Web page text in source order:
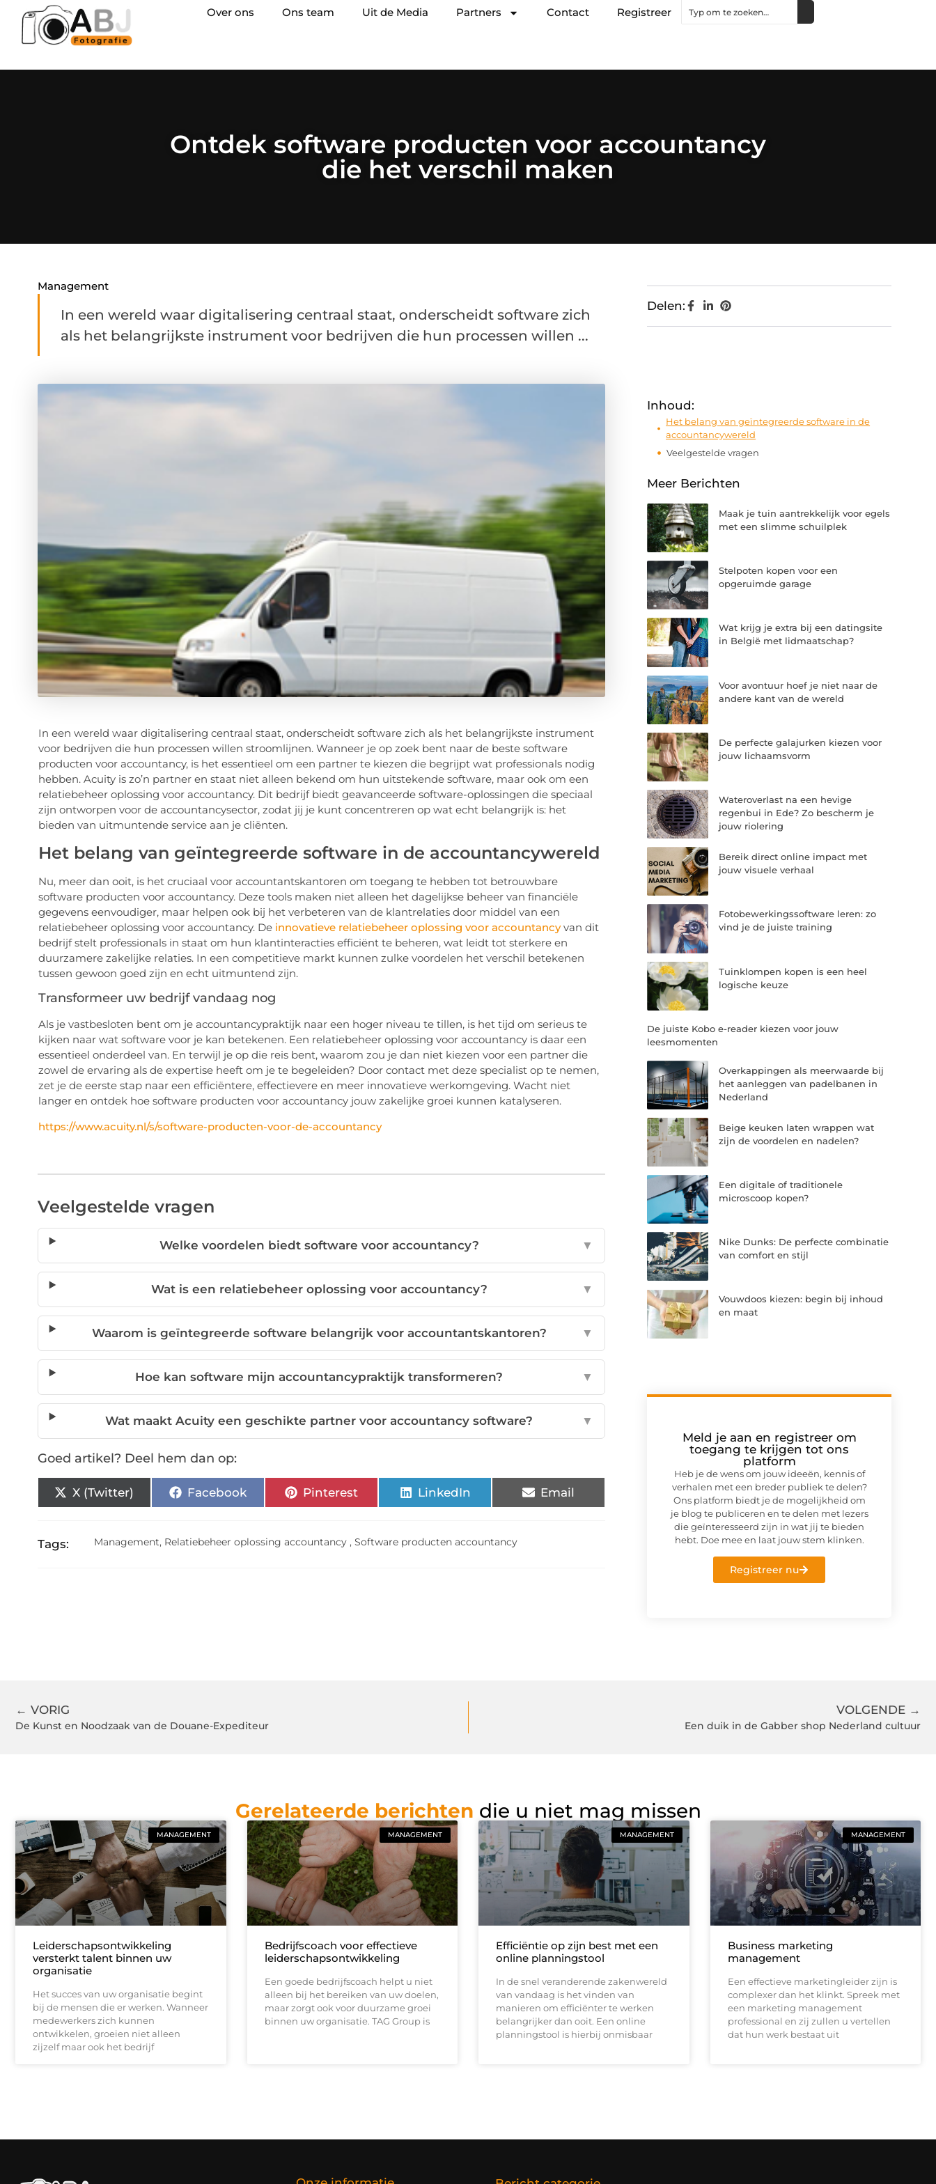
Over ons Ons team Uit de Media Partners Contact Registreer
Ontdek software producten voor accountancy
die het verschil maken
Management
In een wereld waar digitalisering centraal staat, onderscheidt software zich
als het belangrijkste instrument voor bedrijven die hun processen willen ...
In een wereld waar digitalisering centraal staat, onderscheidt software zich als het belangrijkste instrument
voor bedrijven die hun processen willen stroomlijnen. Wanneer je op zoek bent naar de beste software
producten voor accountancy, is het essentieel om een partner te kiezen die begrijpt wat professionals nodig
hebben. Acuity is zo’n partner en staat niet alleen bekend om hun uitstekende software, maar ook om een
relatiebeheer oplossing voor accountancy. Dit bedrijf biedt geavanceerde software-oplossingen die speciaal
zijn ontworpen voor de accountancysector, zodat jij je kunt concentreren op wat echt belangrijk is: het
bieden van uitmuntende service aan je cliënten.
Het belang van geïntegreerde software in de accountancywereld
Nu, meer dan ooit, is het cruciaal voor accountantskantoren om toegang te hebben tot betrouwbare
software producten voor accountancy. Deze tools maken niet alleen het dagelijkse beheer van financiële
gegevens eenvoudiger, maar helpen ook bij het verbeteren van de klantrelaties door middel van een
relatiebeheer oplossing voor accountancy. De innovatieve relatiebeheer oplossing voor accountancyvan dit
bedrijf stelt professionals in staat om hun klantinteracties efficiënt te beheren, wat leidt tot sterkere en
duurzamere zakelijke relaties. In een competitieve markt kunnen zulke voordelen het verschil betekenen
tussen gewoon goed zijn en echt uitmuntend zijn.
Transformeer uw bedrijf vandaag nog
Als je vastbesloten bent om je accountancypraktijk naar een hoger niveau te tillen, is het tijd om serieus te
kijken naar wat software voor je kan betekenen. Een relatiebeheer oplossing voor accountancy is daar een
essentieel onderdeel van. En terwijl je op die reis bent, waarom zou je dan niet kiezen voor een partner die
zowel de ervaring als de expertise heeft om je te begeleiden? Door contact met deze specialist op te nemen,
zet je de eerste stap naar een efficiëntere, effectievere en meer innovatieve werkomgeving. Wacht niet
langer en ontdek hoe software producten voor accountancy jouw zakelijke groei kunnen katalyseren.
https://www.acuity.nl/s/software-producten-voor-de-accountancy
Veelgestelde vragen
Welke voordelen biedt software voor accountancy? ▼
Wat is een relatiebeheer oplossing voor accountancy? ▼
Waarom is geïntegreerde software belangrijk voor accountantskantoren? ▼
Hoe kan software mijn accountancypraktijk transformeren? ▼
Wat maakt Acuity een geschikte partner voor accountancy software? ▼
Goed artikel? Deel hem dan op:
X (Twitter) Facebook Pinterest LinkedIn Email
Tags: Management, Relatiebeheer oplossing accountancy ,Software producten accountancy
Delen:
Inhoud:
Het belang van geïntegreerde software in de
accountancywereld
Veelgestelde vragen
Meer Berichten
Maak je tuin aantrekkelijk voor egels
met een slimme schuilplek
Stelpoten kopen voor een
opgeruimde garage
Wat krijg je extra bij een datingsite
in België met lidmaatschap?
Voor avontuur hoef je niet naar de
andere kant van de wereld
De perfecte galajurken kiezen voor
jouw lichaamsvorm
Wateroverlast na een hevige
regenbui in Ede? Zo bescherm je
jouw riolering
Bereik direct online impact met
jouw visuele verhaal
Fotobewerkingssoftware leren: zo
vind je de juiste training
Tuinklompen kopen is een heel
logische keuze
De juiste Kobo e-reader kiezen voor jouw
leesmomenten
Overkappingen als meerwaarde bij
het aanleggen van padelbanen in
Nederland
Beige keuken laten wrappen wat
zijn de voordelen en nadelen?
Een digitale of traditionele
microscoop kopen?
Nike Dunks: De perfecte combinatie
van comfort en stijl
Vouwdoos kiezen: begin bij inhoud
en maat
Meld je aan en registreer om
toegang te krijgen tot ons
platform
Heb je de wens om jouw ideeën, kennis of
verhalen met een breder publiek te delen?
Ons platform biedt je de mogelijkheid om
je blog te publiceren en te delen met lezers
die geïnteresseerd zijn in wat jij te bieden
hebt. Doe mee en laat jouw stem klinken.
Registreer nu
← VORIG
De Kunst en Noodzaak van de Douane-Expediteur
VOLGENDE →
Een duik in de Gabber shop Nederland cultuur
Gerelateerde berichten die u niet mag missen
MANAGEMENT
Leiderschapsontwikkeling
versterkt talent binnen uw
organisatie
Het succes van uw organisatie begint
bij de mensen die er werken. Wanneer
medewerkers zich kunnen
ontwikkelen, groeien niet alleen
zijzelf maar ook het bedrijf
MANAGEMENT
Bedrijfscoach voor effectieve
leiderschapsontwikkeling
Een goede bedrijfscoach helpt u niet
alleen bij het bereiken van uw doelen,
maar zorgt ook voor duurzame groei
binnen uw organisatie. TAG Group is
MANAGEMENT
Efficiëntie op zijn best met een
online planningstool
In de snel veranderende zakenwereld
van vandaag is het vinden van
manieren om efficiënter te werken
belangrijker dan ooit. Een online
planningstool is hierbij onmisbaar
MANAGEMENT
Business marketing
management
Een effectieve marketingleider zijn is
complexer dan het klinkt. Spreek met
een marketing management
professional en zij zullen u vertellen
dat hun werk bestaat uit